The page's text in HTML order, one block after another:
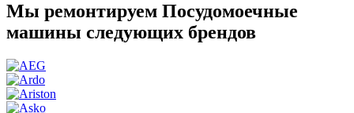
Мы ремонтируем Посудомоечные
машины следующих брендов